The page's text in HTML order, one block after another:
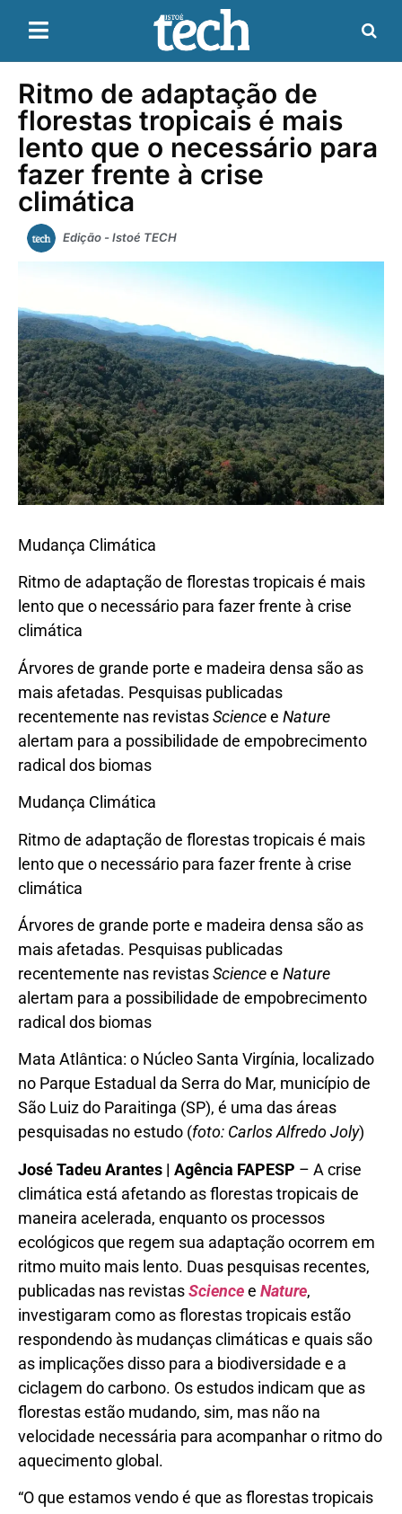
Ritmo de adaptação de
florestas tropicais é mais
lento que o necessário para
fazer frente à crise
climática
Edição - Istoé TECH
Mudança Climática
Ritmo de adaptação de florestas tropicais é mais
lento que o necessário para fazer frente à crise
climática
Árvores de grande porte e madeira densa são as
mais afetadas. Pesquisas publicadas
recentemente nas revistasSciencee Nature
alertam para a possibilidade de empobrecimento
radical dos biomas
Mudança Climática
Ritmo de adaptação de florestas tropicais é mais
lento que o necessário para fazer frente à crise
climática
Árvores de grande porte e madeira densa são as
mais afetadas. Pesquisas publicadas
recentemente nas revistasSciencee Nature
alertam para a possibilidade de empobrecimento
radical dos biomas
Mata Atlântica: o Núcleo Santa Virgínia, localizado
no Parque Estadual da Serra do Mar, município de
São Luiz do Paraitinga (SP), é uma das áreas
pesquisadas no estudo (foto: Carlos Alfredo Joly)
José Tadeu Arantes | Agência FAPESP – A crise
climática está afetando as florestas tropicais de
maneira acelerada, enquanto os processos
ecológicos que regem sua adaptação ocorrem em
ritmo muito mais lento. Duas pesquisas recentes,
publicadas nas revistasSciencee Nature,
investigaram como as florestas tropicais estão
respondendo às mudanças climáticas e quais são
as implicações disso para a biodiversidade e a
ciclagem do carbono. Os estudos indicam que as
florestas estão mudando, sim, mas não na
velocidade necessária para acompanhar o ritmo do
aquecimento global.
“O que estamos vendo é que as florestas tropicais